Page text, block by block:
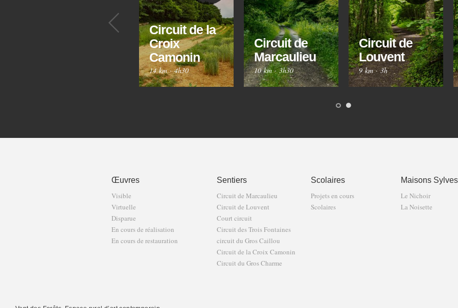
Précédent
Circuit de la
Croix
Camonin
14 km·4h30
Circuit de
Marcaulieu
10 km·3h30
Circuit de
Louvent
9 km·3h
Œuvres
Visible
Virtuelle
Disparue
En cours de réalisation
En cours de restauration
Sentiers
Circuit de Marcaulieu
Circuit de Louvent
Court circuit
Circuit des Trois Fontaines
circuit du Gros Caillou
Circuit de la Croix Camonin
Circuit du Gros Charme
Scolaires
Projets en cours
Scolaires
Maisons
Le Nichoir
La Noisette